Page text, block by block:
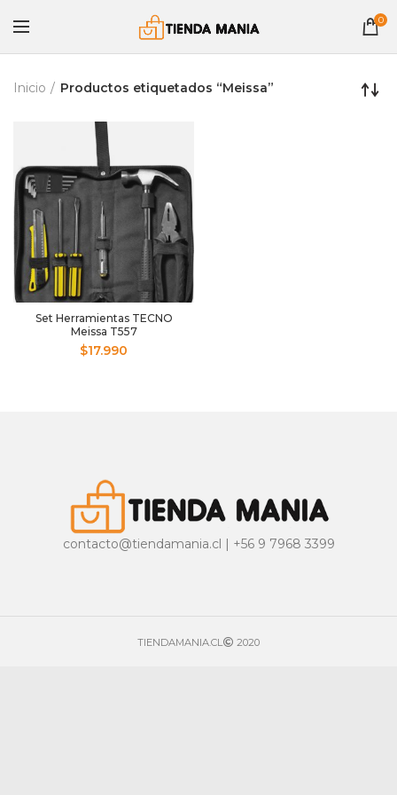
0
Inicio Productos etiquetados “Meissa”
Set Herramientas TECNO
Meissa T557
$17.990
contacto@tiendamania.cl | +56 9 7968 3399
TIENDAMANIA.CL 2020